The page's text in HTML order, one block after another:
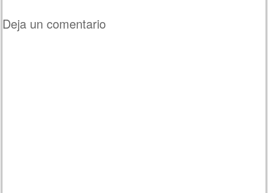
Deja un comentario